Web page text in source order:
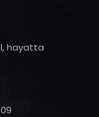
hayatta